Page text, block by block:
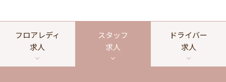
フロアレディ
求人
スタッフ
求人
ドライバー
求人